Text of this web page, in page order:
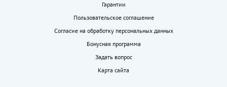
Гарантии
Пользовательское соглашение
Согласие на обработку персональных данных
Бонусная программа
Задать вопрос
Карта сайта